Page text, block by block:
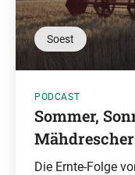
Soest
PODCAST
Sommer,
Die Ernte-Folge